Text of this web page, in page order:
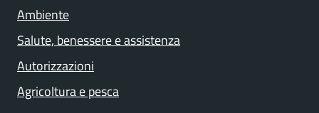
Ambiente
Salute, benessere e assistenza
Autorizzazioni
Agricoltura e pesca